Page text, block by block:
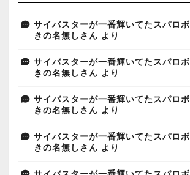
サイバスターが一番輝いてたスパロボ
きの名無しさん より
サイバスターが一番輝いてたスパロボ
きの名無しさん より
サイバスターが一番輝いてたスパロボ
きの名無しさん より
サイバスターが一番輝いてたスパロボ
きの名無しさん より